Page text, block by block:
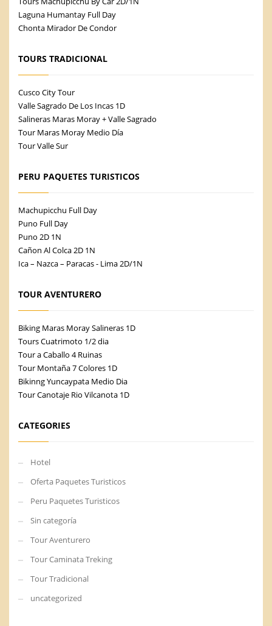
Laguna Humantay Full Day
Chonta Mirador De Condor
TOURS TRADICIONAL
Cusco City Tour
Valle Sagrado De Los Incas 1D
Salineras Maras Moray + Valle Sagrado
Tour Maras Moray Medio Día
Tour Valle Sur
PERU PAQUETES TURISTICOS
Machupicchu Full Day
Puno Full Day
Puno 2D 1N
Cañon Al Colca 2D 1N
Ica – Nazca – Paracas - Lima 2D/1N
TOUR AVENTURERO
Biking Maras Moray Salineras 1D
Tours Cuatrimoto 1/2 dia
Tour a Caballo 4 Ruinas
Tour Montaña 7 Colores 1D
Bikinng Yuncaypata Medio Dia
Tour Canotaje Rio Vilcanota 1D
CATEGORIES
Hotel
Oferta Paquetes Turisticos
Peru Paquetes Turisticos
Sin categoría
Tour Aventurero
Tour Caminata Treking
Tour Tradicional
uncategorized